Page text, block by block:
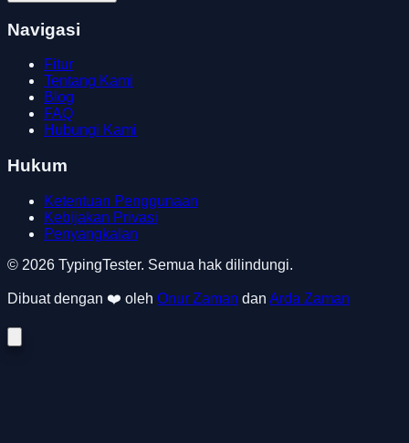
Navigasi
Fitur
Tentang Kami
Blog
FAQ
Hubungi Kami
Hukum
Ketentuan Penggunaan
Kebijakan Privasi
Penyangkalan
© 2026 TypingTester. Semua hak dilindungi.
Dibuat dengan ❤️ oleh Onur Zaman dan Arda Zaman